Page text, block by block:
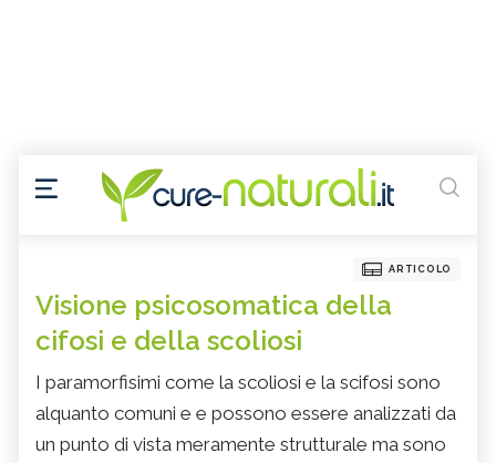
ARTICOLO
Visione psicosomatica della
cifosi e della scoliosi
I paramorfisimi come la scoliosi e la scifosi sono
alquanto comuni e e possono essere analizzati da
un punto di vista meramente strutturale ma sono